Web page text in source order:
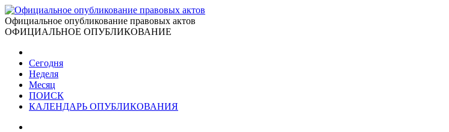
Официальное опубликование правовых актов
ОФИЦИАЛЬНОЕ ОПУБЛИКОВАНИЕ
Сегодня
Неделя
Месяц
ПОИСК
КАЛЕНДАРЬ ОПУБЛИКОВАНИЯ